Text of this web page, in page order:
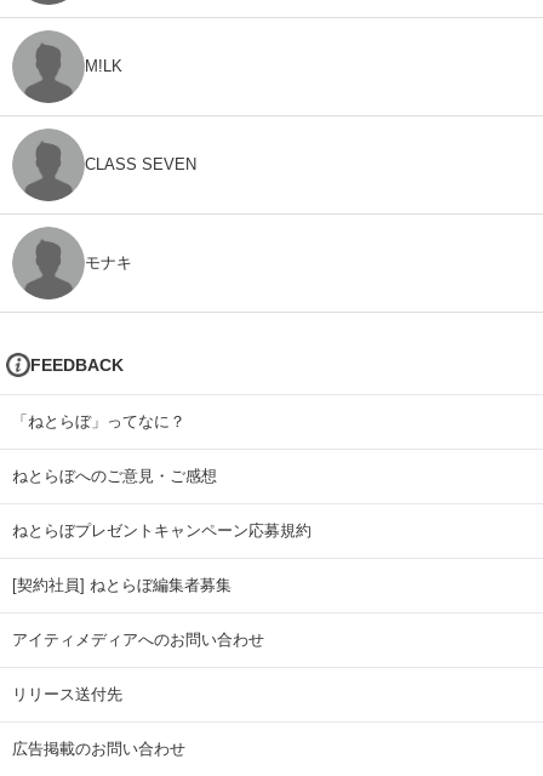
M!LK
CLASS SEVEN
モナキ
FEEDBACK
「ねとらぼ」ってなに？
ねとらぼへのご意見・ご感想
ねとらぼプレゼントキャンペーン応募規約
[契約社員] ねとらぼ編集者募集
アイティメディアへのお問い合わせ
リリース送付先
広告掲載のお問い合わせ